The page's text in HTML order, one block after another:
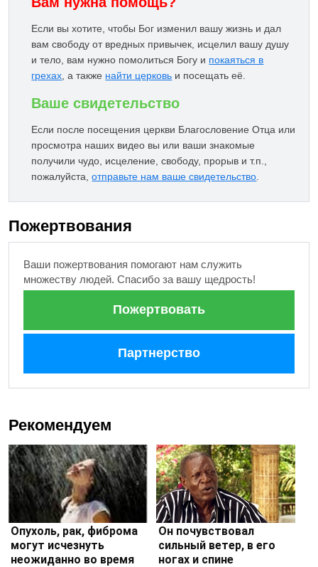
Если вы хотите, чтобы Бог изменил вашу жизнь и дал
вам свободу от вредных привычек, исцелил вашу душу
и тело, вам нужно помолиться Богу и покаяться в
грехах, а также найти церковь и посещать её.
Ваше свидетельство
Если после посещения церкви Благословение Отца или
просмотра наших видео вы или ваши знакомые
получили чудо, исцеление, свободу, прорыв и т.п.,
пожалуйста,отправьте нам ваше свидетельство.
Пожертвования
Ваши пожертвования помогают нам служить
множеству людей. Спасибо за вашу щедрость!
Пожертвовать
Партнерство
Рекомендуем
Опухоль, рак, фиброма
могут исчезнуть
неожиданно во время
Он почувствовал
сильный ветер, в его
ногах и спине